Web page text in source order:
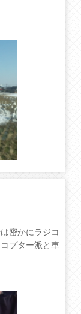
密かにラジコ
プター派と車